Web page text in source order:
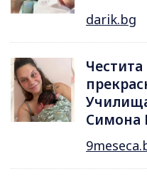
darik.bg
Симона